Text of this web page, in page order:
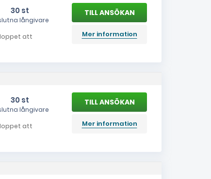
30 st
långivare
Mer information
att
30 st
långivare
Mer information
att